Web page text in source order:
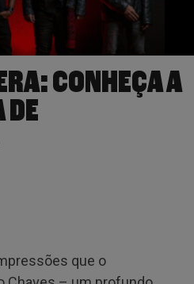
CONHEÇA A
DE
que o